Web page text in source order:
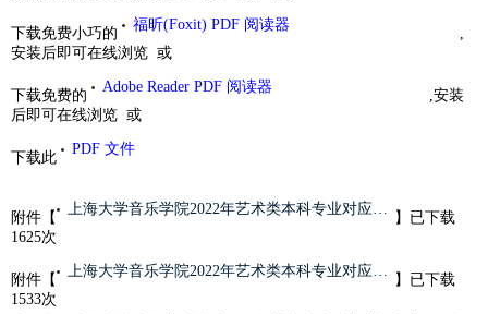
下载免费小巧的
福昕(Foxit) PDF 阅读器
安装后即可在线浏览 或
下载免费的
Adobe Reader PDF 阅读器
,安装
后即可在线浏览 或
下载此
PDF 文件
附件【
】已下载
1625次
附件【
】已下载
1533次